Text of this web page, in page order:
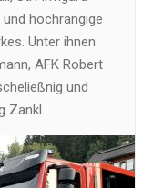
hochrangige
Unter ihnen
AFK Robert
und
Zankl.